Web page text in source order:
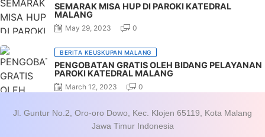
SEMARAK MISA HUP DI PAROKI KATEDRAL
MALANG
Posted on
May 29, 2023 0
BERITA KEUSKUPAN MALANG
PENGOBATAN GRATIS OLEH BIDANG PELAYANAN
PAROKI KATEDRAL MALANG
Posted on
March 12, 2023 0
Jl. Guntur No.2, Oro-oro Dowo, Kec. Klojen 65119, Kota Malang
Jawa Timur Indonesia